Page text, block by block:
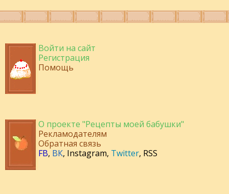
Войти на сайт
Регистрация
Помощь
О проекте "Рецепты моей бабушки"
Рекламодателям
Обратная связь
FB, ВК, Instagram, Twitter, RSS